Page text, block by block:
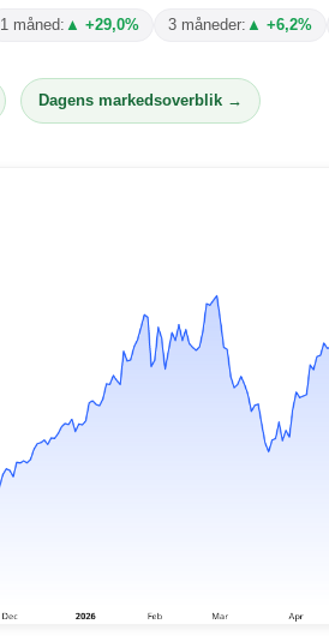
1 måned: ▲ +29,0% 3 måneder: ▲ +6,2%
Dagens markedsoverblik →